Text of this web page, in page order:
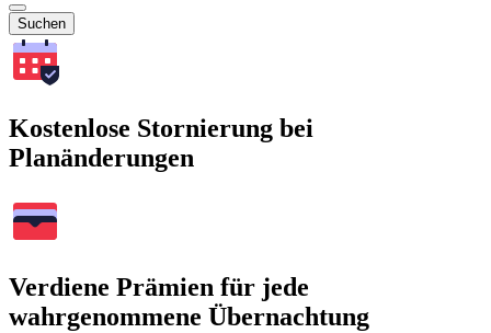
Suchen
Kostenlose Stornierung bei
Planänderungen
Verdiene Prämien für jede
wahrgenommene Übernachtung